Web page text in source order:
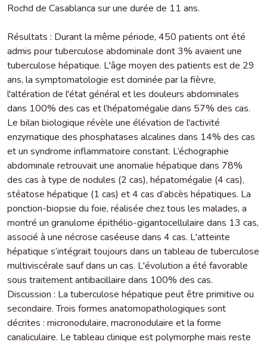
Rochd de Casablanca sur une durée de 11 ans.
Résultats : Durant la même période, 450 patients ont été
admis pour tuberculose abdominale dont 3% avaient une
tuberculose hépatique. L'âge moyen des patients est de 29
ans, la symptomatologie est dominée par la fièvre,
l'altération de l'état général et les douleurs abdominales
dans 100% des cas et l’hépatomégalie dans 57% des cas.
Le bilan biologique révèle une élévation de l'activité
enzymatique des phosphatases alcalines dans 14% des cas
et un syndrome inflammatoire constant. L’échographie
abdominale retrouvait une anomalie hépatique dans 78%
des cas à type de nodules (2 cas), hépatomégalie (4 cas),
stéatose hépatique (1 cas) et 4 cas d’abcès hépatiques. La
ponction-biopsie du foie, réalisée chez tous les malades, a
montré un granulome épithélio-gigantocellulaire dans 13 cas,
associé à une nécrose caséeuse dans 4 cas. L'atteinte
hépatique s’intégrait toujours dans un tableau de tuberculose
multiviscérale sauf dans un cas. L'évolution a été favorable
sous traitement antibacillaire dans 100% des cas.
Discussion : La tuberculose hépatique peut être primitive ou
secondaire. Trois formes anatomopathologiques sont
décrites : micronodulaire, macronodulaire et la forme
canaliculaire. Le tableau clinique est polymorphe mais reste